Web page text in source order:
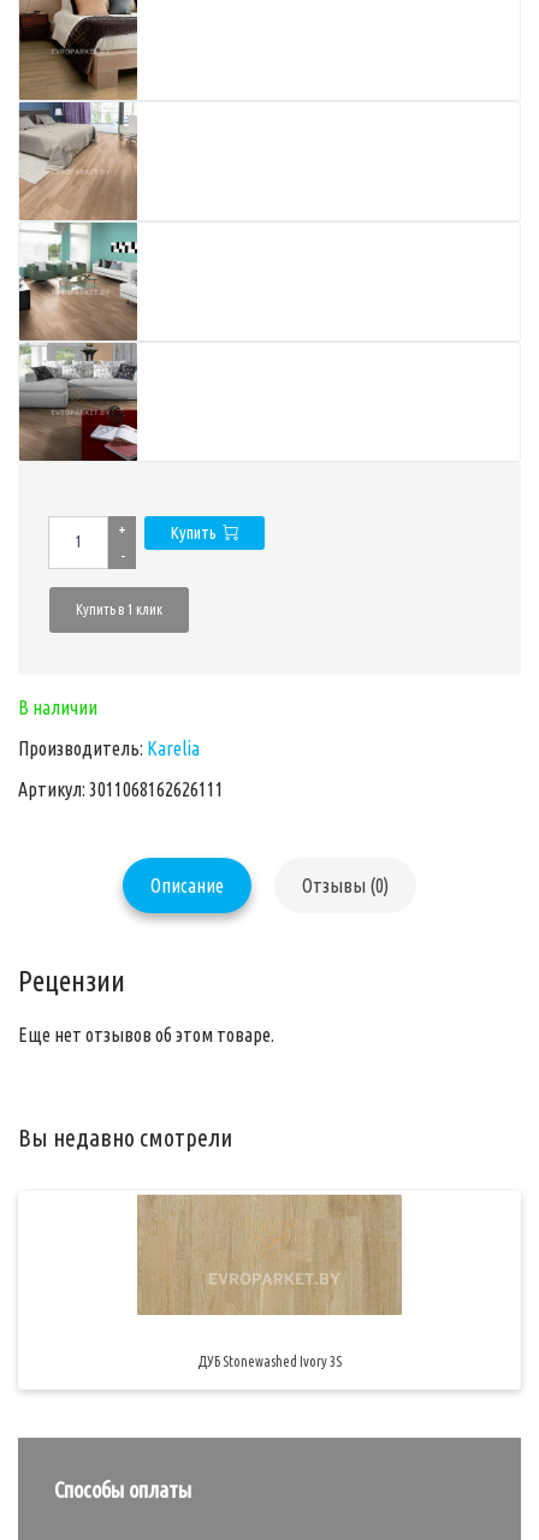
+
-
Купить
Купить в 1 клик
В наличии
Производитель: Karelia
Артикул: 3011068162626111
Описание Отзывы (0)
Рецензии
Еще нет отзывов об этом товаре.
Вы недавно смотрели
ДУБ Stonewashed Ivory 3S
Способы оплаты